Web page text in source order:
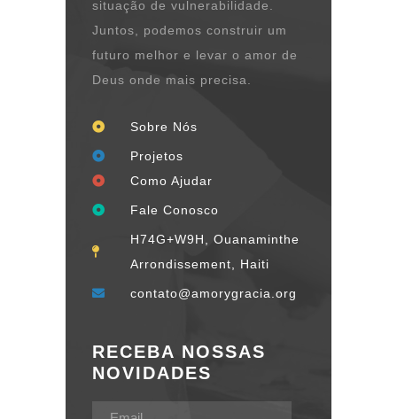
situação de vulnerabilidade.
Juntos, podemos construir um
futuro melhor e levar o amor de
Deus onde mais precisa.
Sobre Nós
Projetos
Como Ajudar
Fale Conosco
H74G+W9H, Ouanaminthe
Arrondissement, Haiti
contato@amorygracia.org
RECEBA NOSSAS
NOVIDADES